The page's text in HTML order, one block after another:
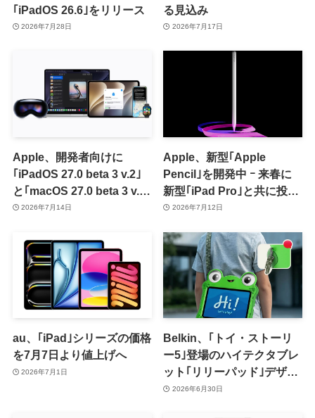
｢iPadOS 26.6｣をリリース
2026年7月28日
る見込み
2026年7月17日
Apple、開発者向けに
｢iPadOS 27.0 beta 3 v.2｣
と｢macOS 27.0 beta 3 v.2｣
を配信開始
2026年7月14日
Apple、新型｢Apple
Pencil｣を開発中 ｰ 来春に
新型｢iPad Pro｣と共に投入
との噂
2026年7月12日
au、｢iPad｣シリーズの価格
を7月7日より値上げへ
2026年7月1日
Belkin、｢トイ・ストーリ
ー5｣登場のハイテクタブレ
ット｢リリーパッド｣デザイ
ンのiPadケースを発売
2026年6月30日